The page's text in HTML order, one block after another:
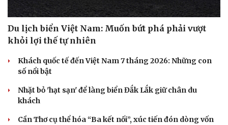
Du lịch
Tư vấn
Săn Tour
check-in
Podcast
Đọc truyện đêm khuya
Cửa sổ tình yêu
Hạt giống tâm hồn
Du lịch biển Việt Nam: Muốn bứt phá phải vượt
khỏi lợi thế tự nhiên
Khách quốc tế đến Việt Nam 7 tháng 2026: Những con
số nổi bật
Nhặt bỏ 'hạt sạn' để làng biển Đắk Lắk giữ chân du
khách
Cần Thơ cụ thể hóa “Ba kết nối”, xúc tiến đón dòng vốn